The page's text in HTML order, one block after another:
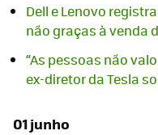
Dell e Lenovo
não graças à venda
“As pessoas não
ex-diretor da Tesla
01 junho